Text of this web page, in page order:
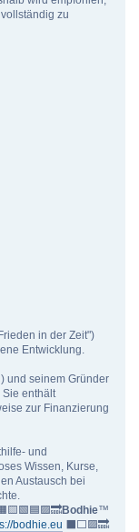
zu
in der Zeit")
Entwicklung.
und seinem Gründer
enthält
zur Finanzierung
und
Wissen, Kurse,
Austausch bei
Bodhie™
bodhie.eu ⬛️⬜️🟪🔜